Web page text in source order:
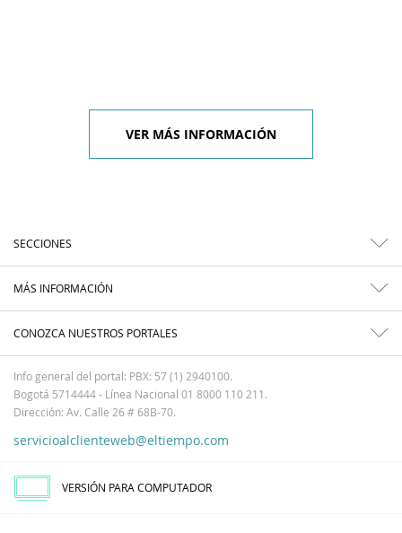
VER MÁS INFORMACIÓN
SECCIONES
MÁS INFORMACIÓN
CONOZCA NUESTROS PORTALES
Info general del portal: PBX: 57 (1) 2940100.
Bogotá 5714444 - Línea Nacional 01 8000 110 211.
Dirección: Av. Calle 26 # 68B-70.
servicioalclienteweb@eltiempo.com
VERSIÓN PARA COMPUTADOR